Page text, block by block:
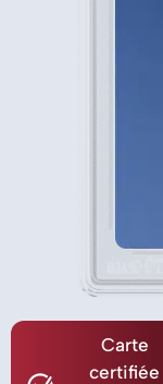
Carte
certifiée